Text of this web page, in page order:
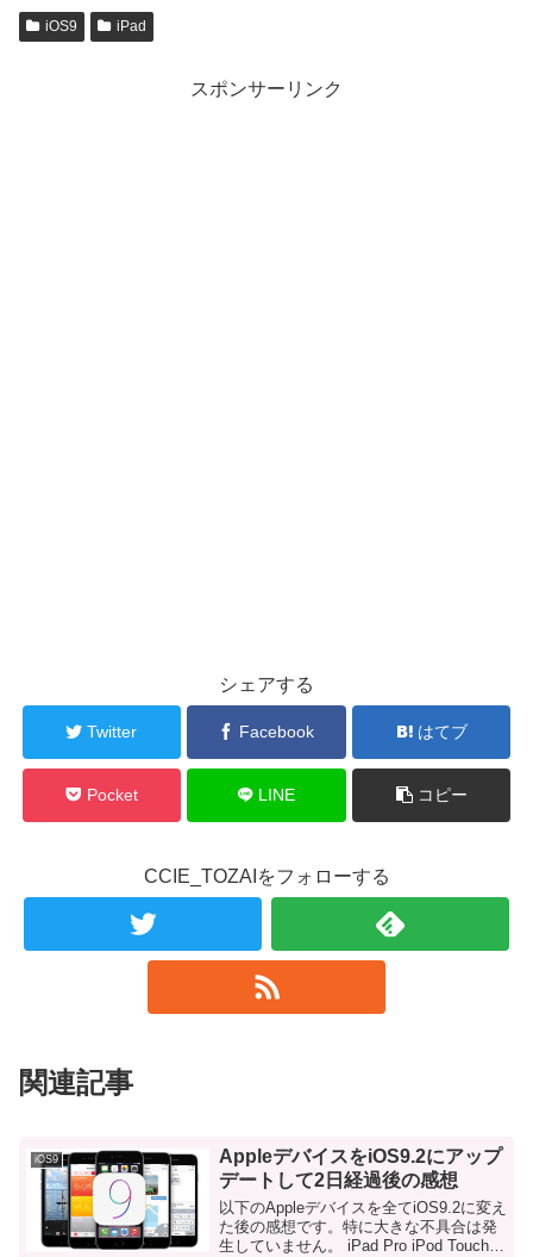
iOS9 iPad
スポンサーリンク
シェアする
Twitter Facebook はてブ
Pocket LINE コピー
CCIE_TOZAIをフォローする
関連記事
iOS9
AppleデバイスをiOS9.2にアップ
デートして2日経過後の感想
以下のAppleデバイスを全てiOS9.2に変え
た後の感想です。特に大きな不具合は発
生していません。 iPad Pro iPod Touch第